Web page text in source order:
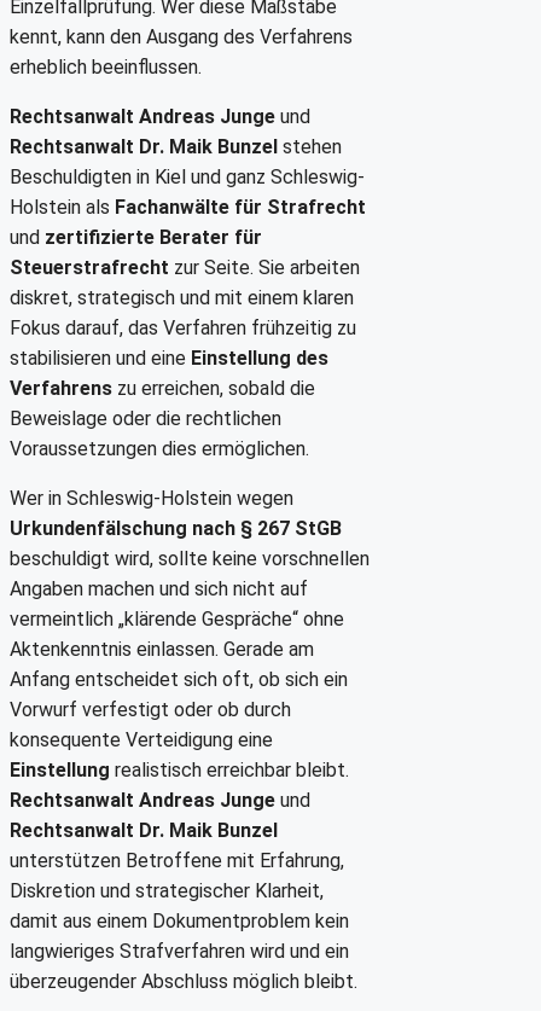
Einzelfallprüfung. Wer diese Maßstäbe
kennt, kann den Ausgang des Verfahrens
erheblich beeinflussen.
Rechtsanwalt Andreas Junge und
Rechtsanwalt Dr. Maik Bunzel stehen
Beschuldigten in Kiel und ganz Schleswig-
Holstein als Fachanwälte für Strafrecht
und zertifizierte Berater für
Steuerstrafrecht zur Seite. Sie arbeiten
diskret, strategisch und mit einem klaren
Fokus darauf, das Verfahren frühzeitig zu
stabilisieren und eine Einstellung des
Verfahrens zu erreichen, sobald die
Beweislage oder die rechtlichen
Voraussetzungen dies ermöglichen.
Wer in Schleswig-Holstein wegen
Urkundenfälschung nach § 267 StGB
beschuldigt wird, sollte keine vorschnellen
Angaben machen und sich nicht auf
vermeintlich „klärende Gespräche“ ohne
Aktenkenntnis einlassen. Gerade am
Anfang entscheidet sich oft, ob sich ein
Vorwurf verfestigt oder ob durch
konsequente Verteidigung eine
Einstellung realistisch erreichbar bleibt.
Rechtsanwalt Andreas Junge und
Rechtsanwalt Dr. Maik Bunzel
unterstützen Betroffene mit Erfahrung,
Diskretion und strategischer Klarheit,
damit aus einem Dokumentproblem kein
langwieriges Strafverfahren wird und ein
überzeugender Abschluss möglich bleibt.